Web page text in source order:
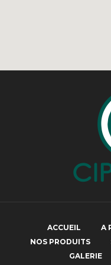
ACCUEIL A
NOS PRODUITS
GALERIE